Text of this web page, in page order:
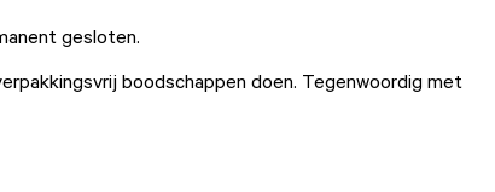
gesloten.
boodschappen doen. Tegenwoordig met